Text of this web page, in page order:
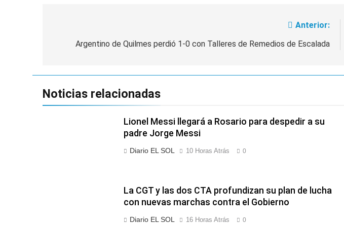
Anterior:
Argentino de Quilmes perdió 1-0 con Talleres de Remedios de Escalada
Noticias relacionadas
Lionel Messi llegará a Rosario para despedir a su
padre Jorge Messi
Diario EL SOL 10 Horas Atrás 0
La CGT y las dos CTA profundizan su plan de lucha
con nuevas marchas contra el Gobierno
Diario EL SOL 16 Horas Atrás 0